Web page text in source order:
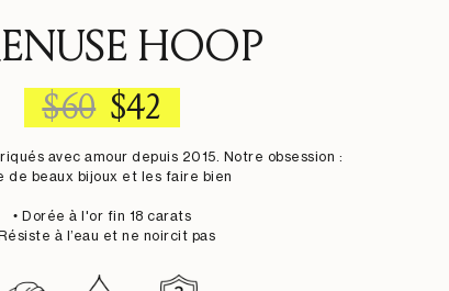
HOOP
REGULAR
PRICE
$60 SALE
PRICE
$42
avec amour depuis 2015. Notre obsession :
de beaux bijoux et les faire bien
• Dorée à l'or fin 18 carats
à l’eau et ne noircit pas